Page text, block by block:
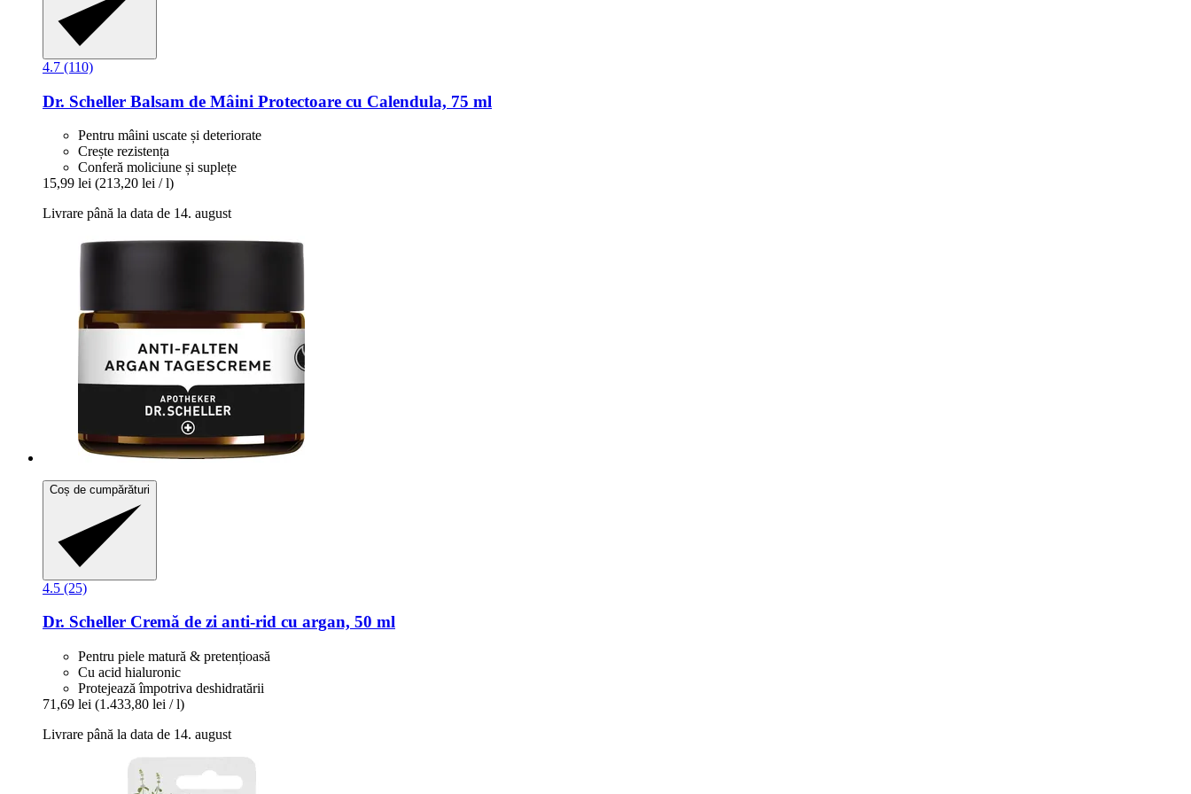
4.7 (110)
Dr. Scheller Balsam de Mâini Protectoare cu Calendula, 75 ml
Pentru mâini uscate și deteriorate
Crește rezistența
Conferă moliciune și suplețe
15,99 lei (213,20 lei / l)
Livrare până la data de 14. august
Coș de cumpărături
4.5 (25)
Dr. Scheller Cremă de zi anti-​rid cu argan, 50 ml
Pentru piele matură & pretențioasă
Cu acid hialuronic
Protejează împotriva deshidratării
71,69 lei (1.433,80 lei / l)
Livrare până la data de 14. august